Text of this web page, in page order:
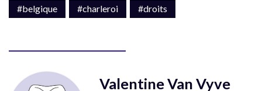
#belgique #charleroi #droits
Valentine Van Vyve